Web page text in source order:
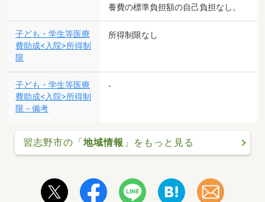
養費の標準負担額の自己負担なし。
子ども・学生等医療
費助成<入院>所得制
限
所得制限なし
子ども・学生等医療
費助成<入院>所得制
限－備考
-
習志野市の「地域情報 」をもっと見る